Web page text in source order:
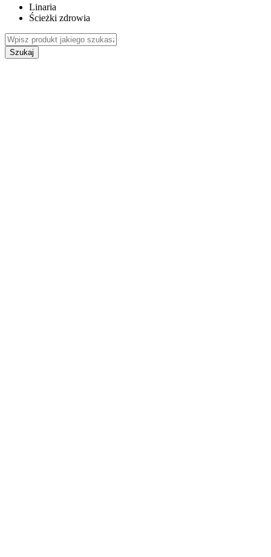
Linaria
Ścieżki zdrowia
Szukaj